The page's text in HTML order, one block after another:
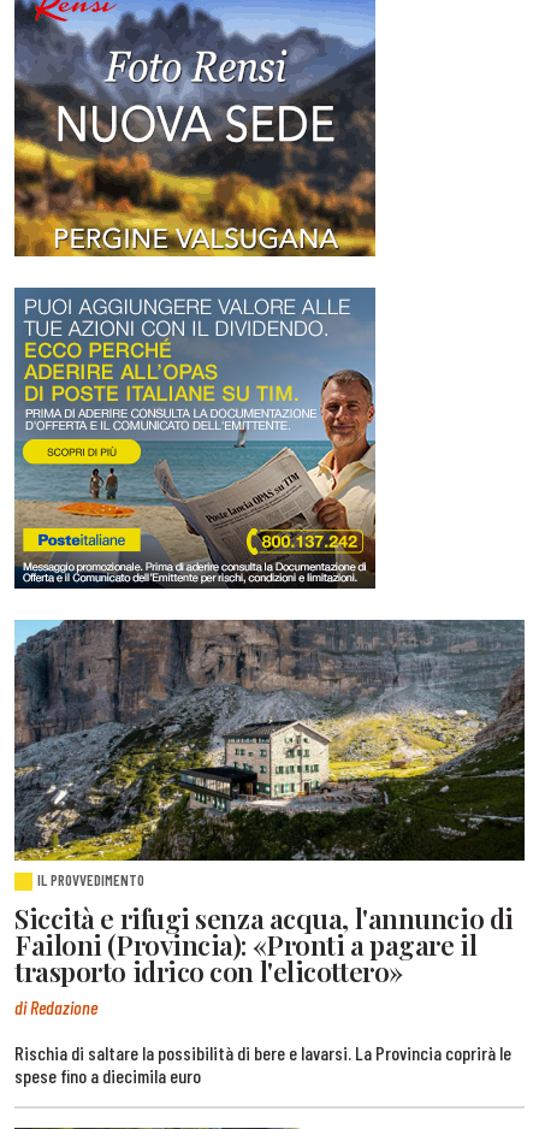
IL PROVVEDIMENTO
Siccità e rifugi senza acqua, l'annuncio di
Failoni (Provincia): «Pronti a pagare il
trasporto idrico con l'elicottero»
di Redazione
Rischia di saltare la possibilità di bere e lavarsi. La Provincia coprirà le
spese fino a diecimila euro